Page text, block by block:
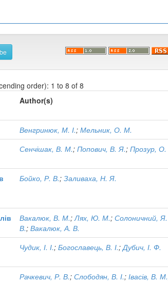
order): 1 to 8 of 8
Author(s)
Венгринюк, М. І.;Мельник, О. М.
Сенчішак, В. М.;Попович, В. Я.;Прозур, О.
Бойко, Р. В.;Заливаха, Н. Я.
Вакалюк, В. М.;Лях, Ю. М.;Солоничний, Я.
В.;Вакалюк, А. В.
Чудик, І. І.;Богославець, В. І.;Дубич, І. Ф.
Рачкевич, Р. В.;Слободян, В. І.;Івасів, В. М.